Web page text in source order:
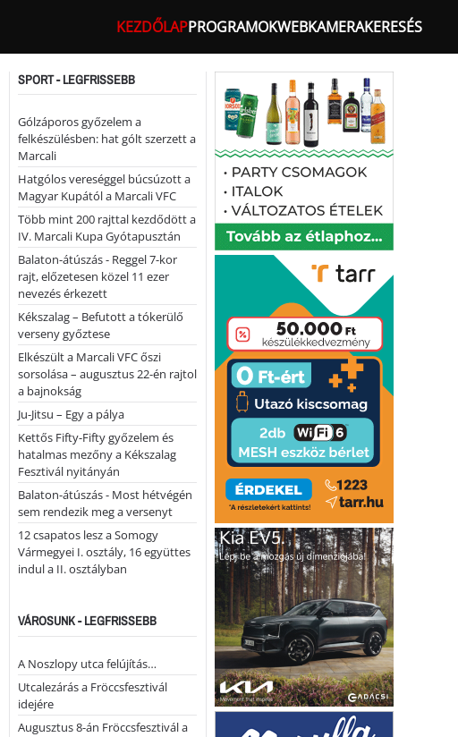
KEZDŐLAPPROGRAMOKWEBKAMERAKERESÉS
SPORT - LEGFRISSEBB
Gólzáporos győzelem a
felkészülésben: hat gólt szerzett a
Marcali
Hatgólos vereséggel búcsúzott a
Magyar Kupától a Marcali VFC
Több mint 200 rajttal kezdődött a
IV. Marcali Kupa Gyótapusztán
Balaton-átúszás - Reggel 7-kor
rajt, előzetesen közel 11 ezer
nevezés érkezett
Kékszalag – Befutott a tókerülő
verseny győztese
Elkészült a Marcali VFC őszi
sorsolása – augusztus 22-én rajtol
a bajnokság
Ju-Jitsu – Egy a pálya
Kettős Fifty-Fifty győzelem és
hatalmas mezőny a Kékszalag
Fesztivál nyitányán
Balaton-átúszás - Most hétvégén
sem rendezik meg a versenyt
12 csapatos lesz a Somogy
Vármegyei I. osztály, 16 együttes
indul a II. osztályban
VÁROSUNK - LEGFRISSEBB
A Noszlopy utca felújítás…
Utcalezárás a Fröccsfesztivál
idejére
Augusztus 8-án Fröccsfesztivál a